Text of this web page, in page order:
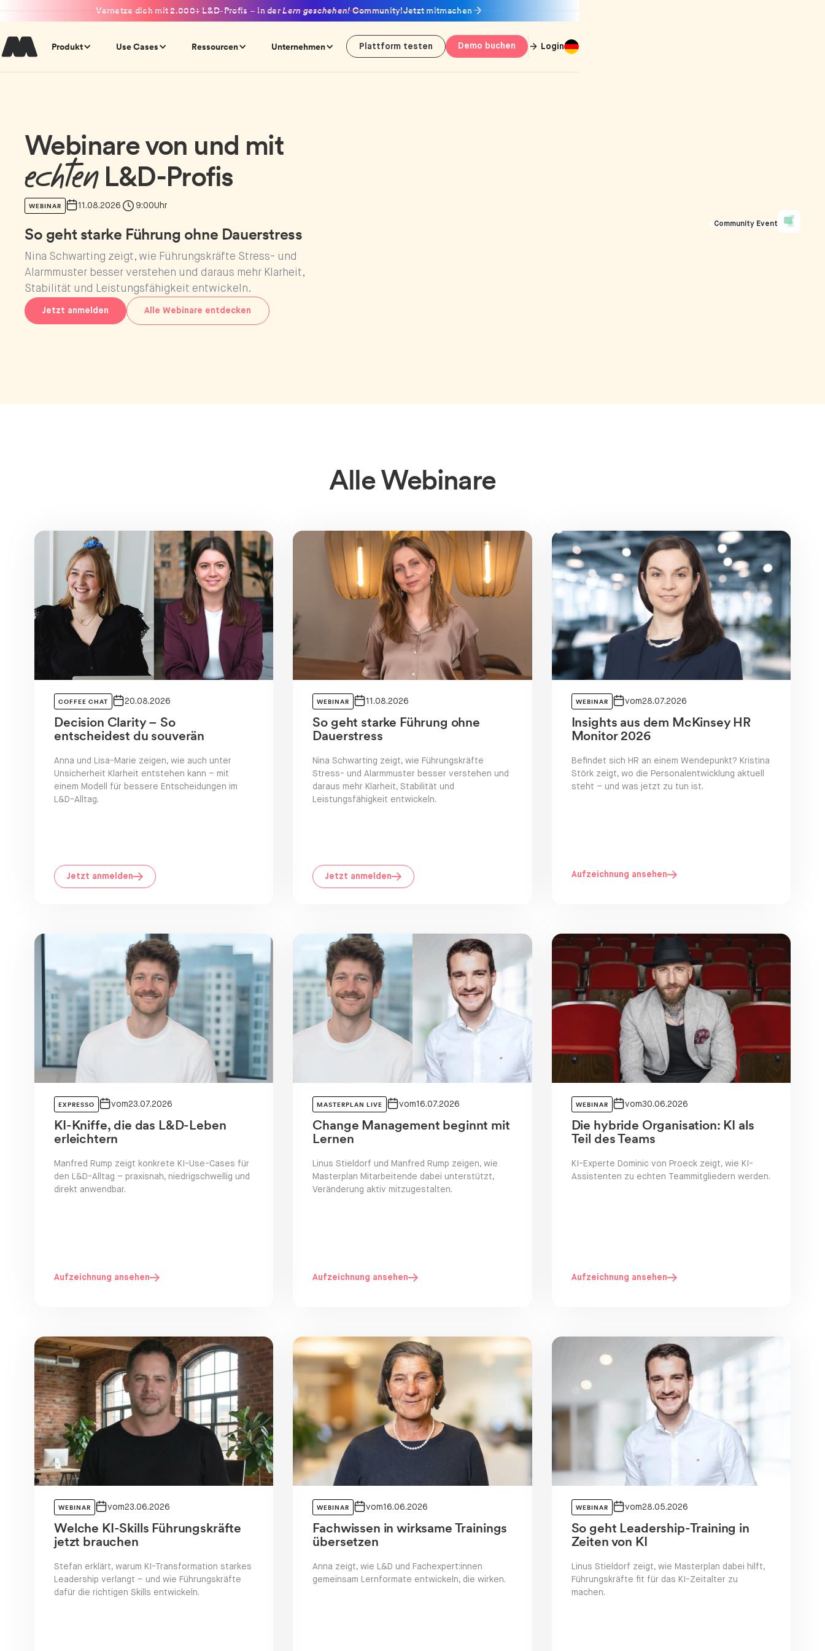
Vernetze dich mit 2.000+ L&D-Profis – in derLern geschehen!Community!Jetzt mitmachen
Produkt Use Cases Ressourcen Unternehmen Plattform testen Demo buchen Login
Webinare von und mit
echtenL&D-Profis
WEBINAR 11.08.2026 9:00Uhr
So geht starke Führung ohne Dauerstress
Nina Schwarting zeigt, wie Führungskräfte Stress- und
Alarmmuster besser verstehen und daraus mehr Klarheit,
Stabilität und Leistungsfähigkeit entwickeln.
Jetzt anmelden Alle Webinare entdecken
Community Event
Alle Webinare
COFFEE CHAT
20.08.2026
Decision Clarity – So
entscheidest du souverän
Anna und Lisa-Marie zeigen, wie auch unter
Unsicherheit Klarheit entstehen kann – mit
einem Modell für bessere Entscheidungen im
L&D-Alltag.
Jetzt anmelden
WEBINAR
11.08.2026
So geht starke Führung ohne
Dauerstress
Nina Schwarting zeigt, wie Führungskräfte
Stress- und Alarmmuster besser verstehen und
daraus mehr Klarheit, Stabilität und
Leistungsfähigkeit entwickeln.
Jetzt anmelden
WEBINAR
vom28.07.2026
Insights aus dem McKinsey HR
Monitor 2026
Befindet sich HR an einem Wendepunkt? Kristina
Störk zeigt, wo die Personalentwicklung aktuell
steht – und was jetzt zu tun ist.
Aufzeichnung ansehen
EXPRESSO
vom23.07.2026
KI-Kniffe, die das L&D-Leben
erleichtern
Manfred Rump zeigt konkrete KI-Use-Cases für
den L&D-Alltag – praxisnah, niedrigschwellig und
direkt anwendbar.
Aufzeichnung ansehen
MASTERPLAN LIVE
vom16.07.2026
Change Management beginnt mit
Lernen
Linus Stieldorf und Manfred Rump zeigen, wie
Masterplan Mitarbeitende dabei unterstützt,
Veränderung aktiv mitzugestalten.
Aufzeichnung ansehen
WEBINAR
vom30.06.2026
Die hybride Organisation: KI als
Teil des Teams
KI-Experte Dominic von Proeck zeigt, wie KI-
Assistenten zu echten Teammitgliedern werden.
Aufzeichnung ansehen
WEBINAR
vom23.06.2026
Welche KI-Skills Führungskräfte
jetzt brauchen
Stefan erklärt, warum KI-Transformation starkes
Leadership verlangt – und wie Führungskräfte
dafür die richtigen Skills entwickeln.
WEBINAR
vom16.06.2026
Fachwissen in wirksame Trainings
übersetzen
Anna zeigt, wie L&D und Fachexpert:innen
gemeinsam Lernformate entwickeln, die wirken.
WEBINAR
vom28.05.2026
So geht Leadership-Training in
Zeiten von KI
Linus Stieldorf zeigt, wie Masterplan dabei hilft,
Führungskräfte fit für das KI-Zeitalter zu
machen.